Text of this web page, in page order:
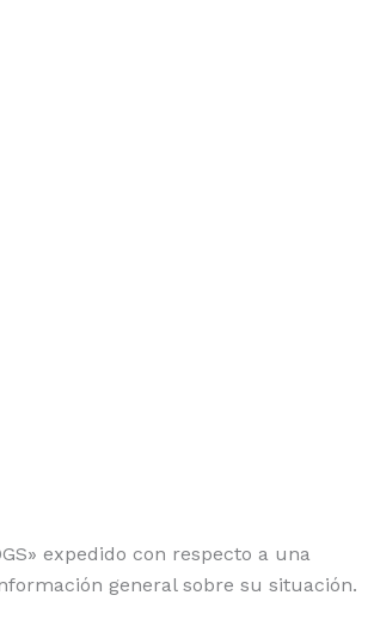
expedido con respecto a una
general sobre su situación.